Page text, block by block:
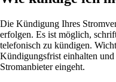
Die Kündigung Ihres
erfolgen. Es ist möglich,
telefonisch zu kündigen.
Kündigungsfrist einhalten
Stromanbieter eingeht.